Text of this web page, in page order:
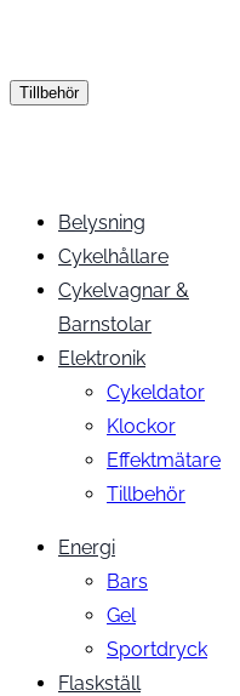
Tillbehör
Belysning
Cykelhållare
Cykelvagnar &
Barnstolar
Elektronik
Cykeldator
Klockor
Effektmätare
Tillbehör
Energi
Bars
Gel
Sportdryck
Flaskställ